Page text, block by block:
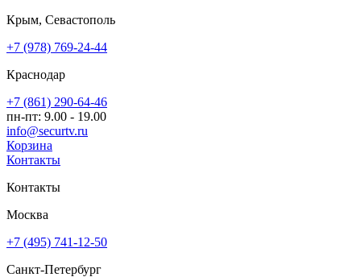
Крым, Севастополь
+7 (978) 769-24-44
Краснодар
+7 (861) 290-64-46
пн-пт: 9.00 - 19.00
info@securtv.ru
Корзина
Контакты
Контакты
Москва
+7 (495) 741-12-50
Санкт-Петербург